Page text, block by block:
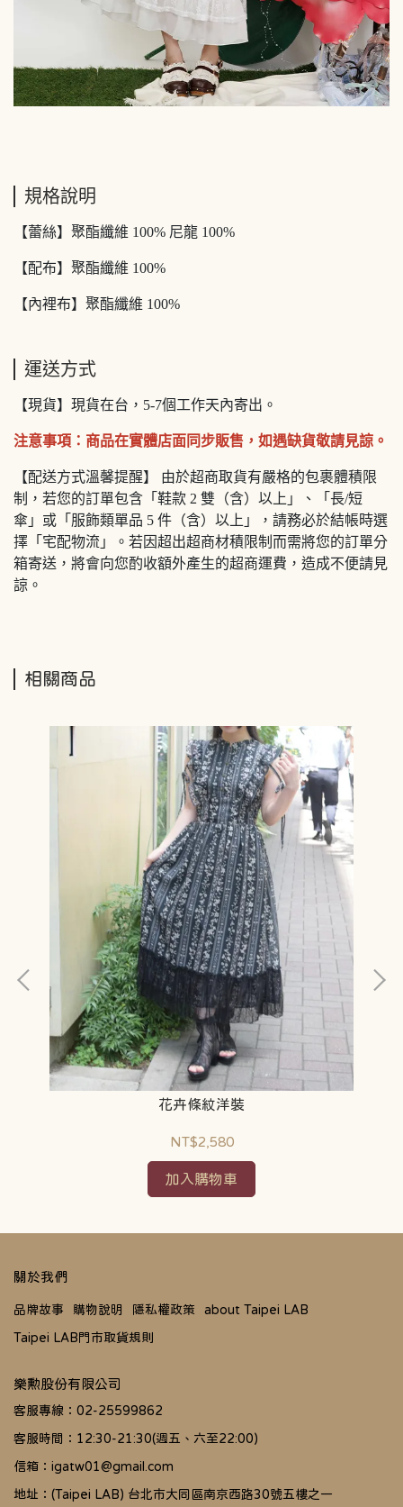
規格說明
【蕾絲】聚酯纖維 100% 尼龍 100%
【配布】聚酯纖維 100%
【內裡布】聚酯纖維 100%
運送方式
【現貨】現貨在台，5-7個工作天內寄出。
注意事項：商品在實體店面同步販售，如遇缺貨敬請見諒。
【配送方式溫馨提醒】 由於超商取貨有嚴格的包裹體積限
制，若您的訂單包含「鞋款 2 雙（含）以上」、「長/短
傘」或「服飾類單品 5 件（含）以上」，請務必於結帳時選
擇「宅配物流」。若因超出超商材積限制而需將您的訂單分
箱寄送，將會向您酌收額外產生的超商運費，造成不便請見
諒。
相關商品
花卉條紋洋裝
NT$2,580
加入購物車
關於我們
品牌故事 購物說明 隱私權政策
about Taipei LAB
Taipei LAB門市取貨規則
樂勲股份有限公司
客服專線：02-25599862
客服時間：12:30-21:30(週五、六至22:00)
信箱：igatw01@gmail.com
地址：(Taipei LAB) 台北市大同區南京西路30號五樓之一